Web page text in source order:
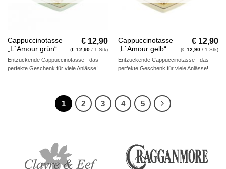
Cappuccinotasse
„L`Amour grün“
€ 12,90
(€ 12,90 / 1 Stk)
Entzückende Cappuccinotasse - das
perfekte Geschenk für viele Anlässe!
Cappuccinotasse
„L`Amour gelb“
€ 12,90
(€ 12,90 / 1 Stk)
Entzückende Cappuccinotasse - das
perfekte Geschenk für viele Anlässe!
1 2 3 4 5